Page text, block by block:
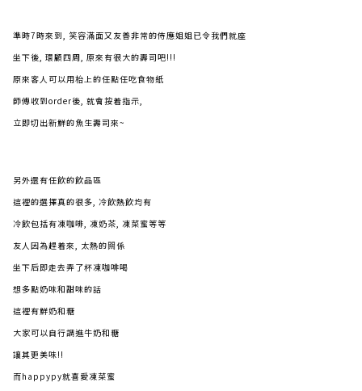
準時7時來到, 笑容滿面又友善非常的侍應姐姐已令我們就座
坐下後, 環顧四周, 原來有很大的壽司吧!!!
原來客人可以用枱上的任點任吃食物紙
師傅收到order後, 就會按着指示,
立即切出新鮮的魚生壽司來~
另外還有任飲的飲品區
這裡的選擇真的很多, 冷飲熱飲均有
冷飲包括有凍咖啡, 凍奶茶, 凍菜蜜等等
友人因為趕着來, 太熱的闗係
坐下后即走去弄了杯凍咖啡喝
想多點奶味和甜味的話
這裡有鮮奶和糖
大家可以自行調進牛奶和糖
讓其更美味!!
而happypy就喜愛凍菜蜜